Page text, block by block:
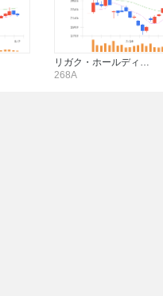
リガク・ホールディ…
268A